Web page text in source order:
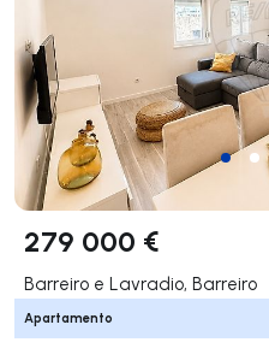
279 000 €
Barreiro e Lavradio, Barreiro
Apartamento